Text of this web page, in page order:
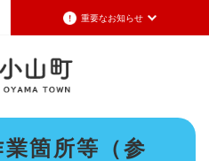
ばして本文へ重要なお知らせ
対する支援制度のお知らせ
（英語）
中文（簡体字）
한국어（韓国語）
箇所等（参